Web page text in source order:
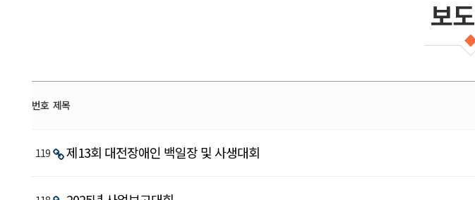
보
도
번호 제목
119 제13회 대전장애인 백일장 및 사생대회